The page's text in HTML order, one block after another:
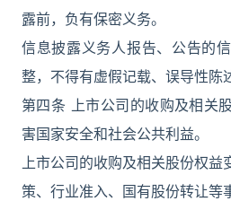
露前，负有保密义务。
信息披露义务人报告、公告的
整，不得有虚假记载、误导性陈
第四条 上市公司的收购及相关
害国家安全和社会公共利益。
上市公司的收购及相关股份权益
策、行业准入、国有股份转让等